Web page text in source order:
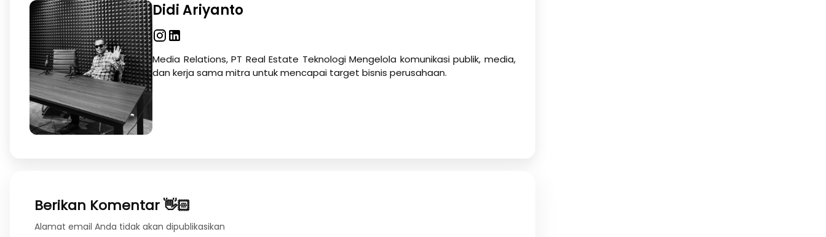
Didi Ariyanto
Media Relations, PT Real Estate Teknologi Mengelola komunikasi publik, media,
dan kerja sama mitra untuk mencapai target bisnis perusahaan.
Berikan Komentar 👋🏻
Alamat email Anda tidak akan dipublikasikan